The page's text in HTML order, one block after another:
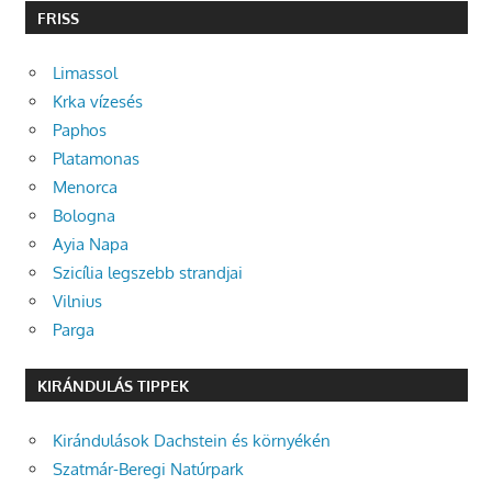
FRISS
Limassol
Krka vízesés
Paphos
Platamonas
Menorca
Bologna
Ayia Napa
Szicília legszebb strandjai
Vilnius
Parga
KIRÁNDULÁS TIPPEK
Kirándulások Dachstein és környékén
Szatmár-Beregi Natúrpark